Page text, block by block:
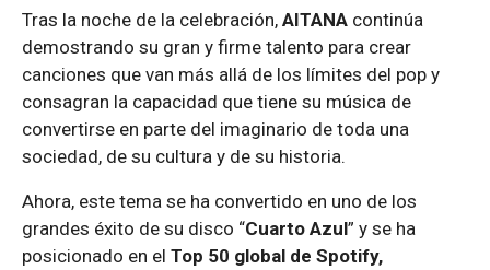
Tras la noche de la celebración, AITANA continúa
demostrando su gran y firme talento para crear
canciones que van más allá de los límites del pop y
consagran la capacidad que tiene su música de
convertirse en parte del imaginario de toda una
sociedad, de su cultura y de su historia.
Ahora, este tema se ha convertido en uno de los
grandes éxito de su disco “Cuarto Azul” y se ha
posicionado en el Top 50 global de Spotify,